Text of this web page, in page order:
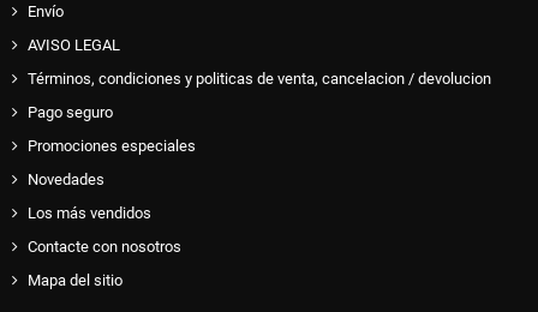
Envío
AVISO LEGAL
Términos, condiciones y politicas de venta, cancelacion / devolucion
Pago seguro
Promociones especiales
Novedades
Los más vendidos
Contacte con nosotros
Mapa del sitio